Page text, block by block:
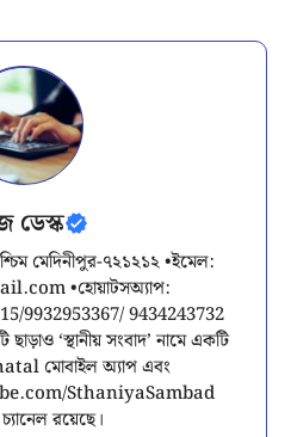
ডেস্ক
মেদিনীপুর-৭২১২১২ •ইমেল:
•হোয়াটসঅ্যাপ:
9932953367/ 9434243732
‘স্থানীয় সংবাদ’ নামে একটি
মোবাইল অ্যাপ এবং
SthaniyaSambad
রয়েছে।